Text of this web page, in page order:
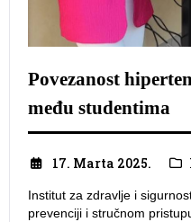
Povezanost
među studentima
17. Marta 2025.
Institut za zdravlje i
prevenciji i stručnom